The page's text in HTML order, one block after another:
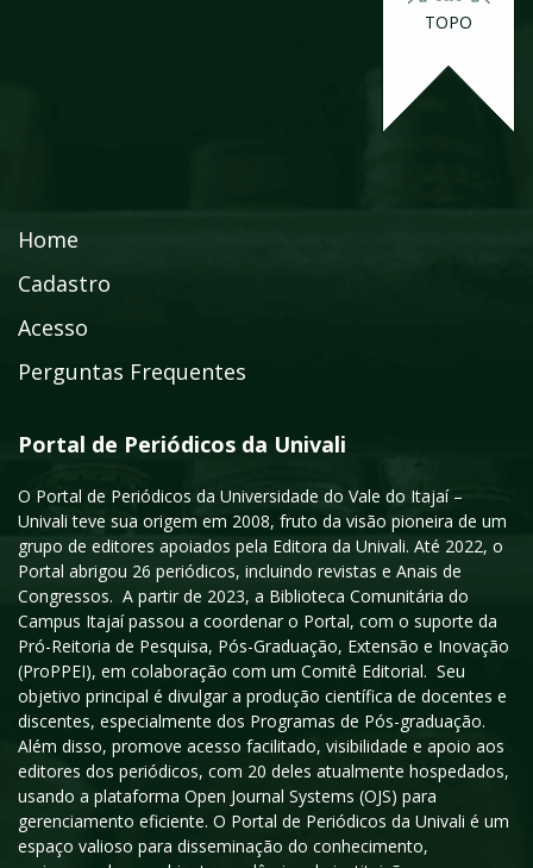
TOPO
Home
Cadastro
Acesso
Perguntas Frequentes
Portal de Periódicos da Univali
O Portal de Periódicos da Universidade do Vale do Itajaí –
Univali teve sua origem em 2008, fruto da visão pioneira de um
grupo de editores apoiados pela Editora da Univali. Até 2022, o
Portal abrigou 26 periódicos, incluindo revistas e Anais de
Congressos. A partir de 2023, a Biblioteca Comunitária do
Campus Itajaí passou a coordenar o Portal, com o suporte da
Pró-Reitoria de Pesquisa, Pós-Graduação, Extensão e Inovação
(ProPPEI), em colaboração com um Comitê Editorial. Seu
objetivo principal é divulgar a produção científica de docentes e
discentes, especialmente dos Programas de Pós-graduação.
Além disso, promove acesso facilitado, visibilidade e apoio aos
editores dos periódicos, com 20 deles atualmente hospedados,
usando a plataforma Open Journal Systems (OJS) para
gerenciamento eficiente. O Portal de Periódicos da Univali é um
espaço valioso para disseminação do conhecimento,